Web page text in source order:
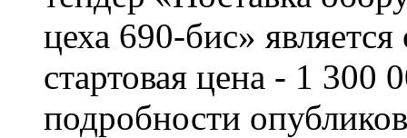
цеха 690-бис»
стартовая цена - 1 300
подробности